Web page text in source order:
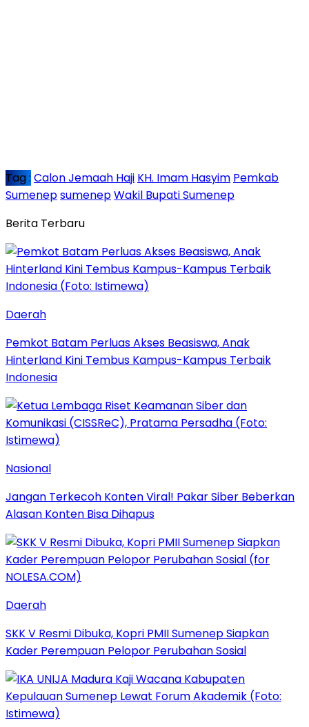
Tag : Calon Jemaah Haji KH. Imam Hasyim Pemkab
SumenepsumenepWakil Bupati Sumenep
Berita Terbaru
Daerah
Pemkot Batam Perluas Akses Beasiswa, Anak
Hinterland Kini Tembus Kampus-Kampus Terbaik
Indonesia
Nasional
Jangan Terkecoh Konten Viral! Pakar Siber Beberkan
Alasan Konten Bisa Dihapus
Daerah
SKK V Resmi Dibuka, Kopri PMII Sumenep Siapkan
Kader Perempuan Pelopor Perubahan Sosial